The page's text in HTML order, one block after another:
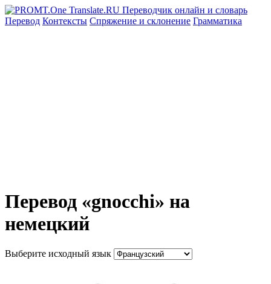
Перевод Контексты Спряжение и склонение Грамматика
Перевод «gnocchi» на
немецкий
Выберите исходный язык